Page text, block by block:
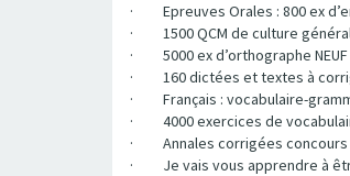
· Epreuves Orales : 800 ex
· 1500 QCM de culture
· 5000 ex d’orthographe NEUF
· 160 dictées et textes à
· Français : vocabulaire-
· 4000 exercices de
· Annales corrigées concours
· Je vais vous apprendre à être